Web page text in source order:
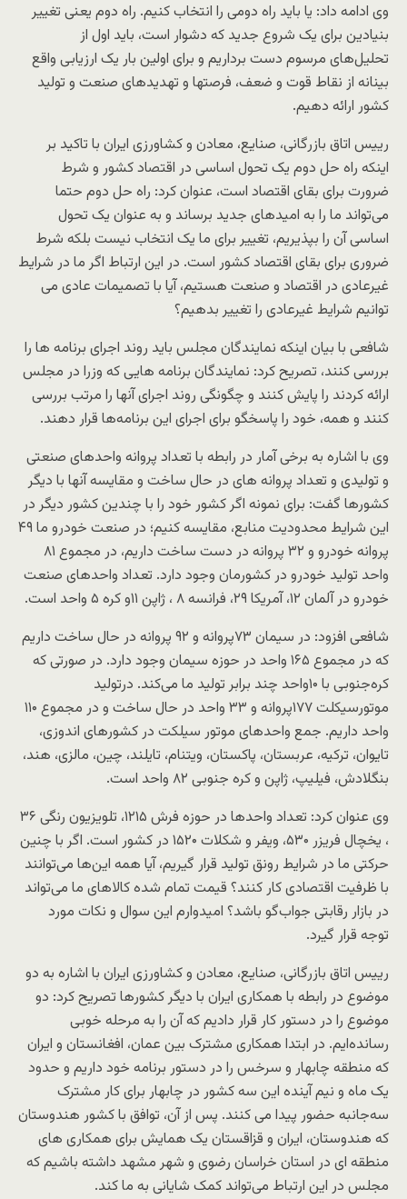
وی ادامه داد: یا باید راه دومی را انتخاب کنیم. راه دوم یعنی تغییر
بنیادین برای یک شروع جدید که دشوار است، باید اول از
تحلیل‌های مرسوم دست برداریم و برای اولین بار یک ارزیابی واقع
بینانه از نقاط قوت‌ و ضعف، فرصتها و تهدیدهای صنعت و تولید
کشور ارائه دهیم.
رییس اتاق بازرگانی، صنایع، معادن و کشاورزی ایران با تاکید بر
اینکه راه حل دوم یک تحول اساسی در اقتصاد کشور و شرط
ضرورت برای بقای اقتصاد است، عنوان کرد: راه حل دوم حتما
می‌تواند ما را به امیدهای جدید برساند و به عنوان یک تحول
اساسی آن را بپذیریم، تغییر برای ما یک انتخاب نیست بلکه شرط
ضروری برای بقای اقتصاد کشور است. در این ارتباط اگر ما در شرایط
غیرعادی در اقتصاد و صنعت هستیم، آیا با تصمیمات عادی می
توانیم شرایط غیرعادی را تغییر بدهیم؟
شافعی با بیان اینکه نمایندگان مجلس باید روند اجرای برنامه ها را
بررسی کنند، تصریح کرد: نمایندگان برنامه هایی که وزرا در مجلس
ارائه کردند را پایش کنند و چگونگی روند اجرای آنها را مرتب بررسی
کنند و همه، خود را پاسخگو برای اجرای این برنامه‌ها قرار دهند.
وی با اشاره به برخی آمار در رابطه با تعداد پروانه واحدهای صنعتی
و تولیدی و تعداد پروانه ‌های در حال ساخت و مقایسه آنها با دیگر
کشورها گفت: برای نمونه اگر کشور خود را با چندین کشور دیگر در
این شرایط محدودیت منابع، مقایسه کنیم؛ در صنعت خودرو ما ۴۹
پروانه خودرو و ۳۲ پروانه در دست ساخت داریم، در مجموع ۸۱
واحد تولید خودرو در کشورمان وجود دارد. تعداد واحدهای صنعت
خودرو در آلمان ۱۲، آمریکا ۲۹، فرانسه ۸ ، ژاپن ۱۱و کره ۵ واحد است.
شافعی افزود: در سیمان ۷۳پروانه و ۹۲ پروانه در حال ساخت داریم
که در مجموع ۱۶۵ واحد در حوزه سیمان وجود دارد. در صورتی که
کره‌جنوبی با ۱۰واحد چند برابر تولید ما می‌کند. درتولید
موتورسیکلت ۱۷۷پروانه و ۳۳ واحد در حال ساخت و در مجموع ۱۱۰
واحد داریم. جمع واحدهای موتور سیلکت در کشورهای اندوزی،
تایوان، ترکیه، عربستان، پاکستان، ویتنام، تایلند، چین، مالزی، هند،
بنگلادش، فیلیپ، ژاپن و کره جنوبی ۸۲ واحد است.
وی عنوان کرد: تعداد واحدها در حوزه فرش ۱۲۱۵، تلویزیون رنگی ۳۶
، یخچال فریزر ۵۳۰، ویفر و شکلات ۱۵۲۰ در کشور است. اگر با چنین
حرکتی ما در شرایط رونق تولید قرار گیریم، آیا همه این‌ها می‌توانند
با ظرفیت اقتصادی کار کنند؟ قیمت تمام شده کالاهای ما می‌تواند
در بازار رقابتی جواب‌گو باشد؟ امیدوارم این سوال و نکات مورد
توجه قرار گیرد.
رییس اتاق بازرگانی، صنایع، معادن و کشاورزی ایران با اشاره به دو
موضوع در رابطه با همکاری ایران با دیگر کشورها تصریح کرد: دو
موضوع را در دستور کار قرار دادیم که آن را به مرحله خوبی
رسانده‌ایم. در ابتدا همکاری مشترک بین عمان، افغانستان و ایران
که منطقه چابهار و سرخس را در دستور برنامه خود داریم و حدود
یک ماه و نیم آینده این سه کشور در چابهار برای کار مشترک
سه‌جانبه حضور پیدا می کنند. پس از آن، توافق با کشور هندوستان
که هندوستان، ایران و قزاقستان یک همایش برای همکاری های
منطقه ای در استان خراسان رضوی و شهر مشهد داشته باشیم که
مجلس در این ارتباط می‌تواند کمک شایانی به ما کند.